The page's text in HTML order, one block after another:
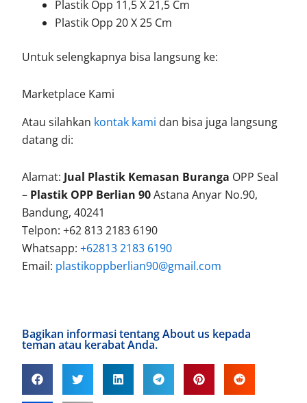
Plastik Opp 11,5 X 21,5 Cm
Plastik Opp 20 X 25 Cm
Untuk selengkapnya bisa langsung ke:
Marketplace Kami
Atau silahkan kontak kami dan bisa juga langsung
datang di:
Alamat: Jual Plastik Kemasan Buranga OPP Seal
– Plastik OPP Berlian 90Astana Anyar No.90,
Bandung, 40241
Telpon: +62 813 2183 6190
Whatsapp:+62813 2183 6190
Email: plastikoppberlian90@gmail.com
Bagikan informasi tentang About us kepada
teman atau kerabat Anda.